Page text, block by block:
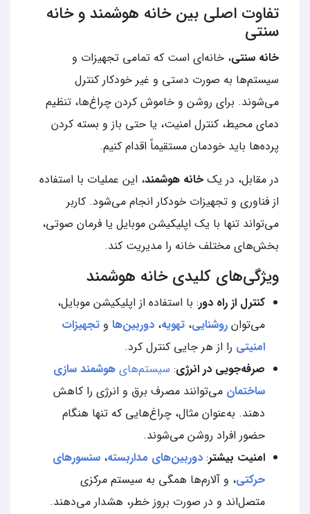
تفاوت اصلی بین خانه هوشمند و خانه
سنتی
خانه سنتی، خانه‌ای است که تمامی تجهیزات و
سیستم‌ها به صورت دستی و غیر خودکار کنترل
می‌شوند. برای روشن و خاموش کردن چراغ‌ها، تنظیم
دمای محیط، کنترل امنیت، یا حتی باز و بسته کردن
پرده‌ها باید خودمان مستقیماً اقدام کنیم.
در مقابل، در یک خانه هوشمند، این عملیات با استفاده
از فناوری و تجهیزات خودکار انجام می‌شود. کاربر
می‌تواند تنها با یک اپلیکیشن موبایل یا فرمان صوتی،
بخش‌های مختلف خانه را مدیریت کند.
ویژگی‌های کلیدی خانه هوشمند
کنترل از راه دور: با استفاده از اپلیکیشن موبایل،
می‌توان روشنایی، تهویه، دوربین‌ها و تجهیزات
امنیتی را از هر جایی کنترل کرد.
صرفه‌جویی در انرژی: سیستم‌های هوشمند سازی
ساختمان می‌توانند مصرف برق و انرژی را کاهش
دهند. به‌عنوان مثال، چراغ‌هایی که تنها هنگام
حضور افراد روشن می‌شوند.
امنیت بیشتر: دوربین‌های مداربسته، سنسورهای
حرکتی، و آلارم‌ها همگی به سیستم مرکزی
متصل‌اند و در صورت بروز خطر، هشدار می‌دهند.